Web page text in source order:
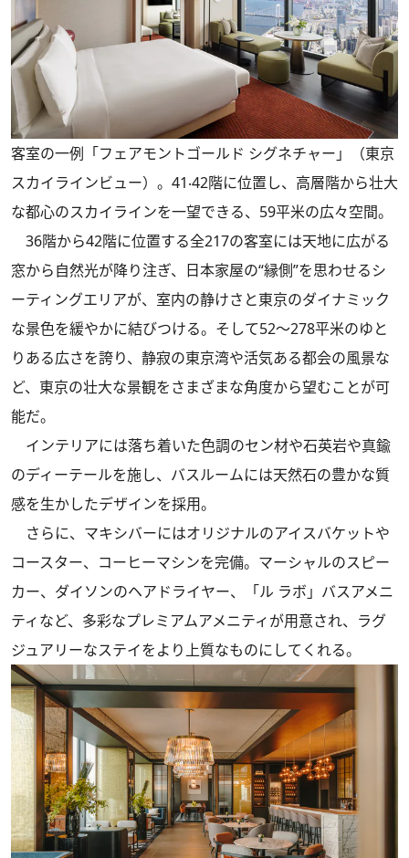
客室の一例「フェアモントゴールド シグネチャー」（東京
スカイラインビュー）。41‧42階に位置し、高層階から壮大
な都心のスカイラインを一望できる、59平米の広々空間。
36階から42階に位置する全217の客室には天地に広がる
窓から自然光が降り注ぎ、日本家屋の“縁側”を思わせるシ
ーティングエリアが、室内の静けさと東京のダイナミック
な景色を緩やかに結びつける。そして52～278平米のゆと
りある広さを誇り、静寂の東京湾や活気ある都会の風景な
ど、東京の壮大な景観をさまざまな角度から望むことが可
能だ。
インテリアには落ち着いた色調のセン材や石英岩や真鍮
のディーテールを施し、バスルームには天然石の豊かな質
感を生かしたデザインを採用。
さらに、マキシバーにはオリジナルのアイスバケットや
コースター、コーヒーマシンを完備。マーシャルのスピー
カー、ダイソンのヘアドライヤー、「ル ラボ」バスアメニ
ティなど、多彩なプレミアムアメニティが用意され、ラグ
ジュアリーなステイをより上質なものにしてくれる。